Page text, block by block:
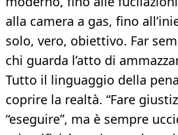
alla camera a gas, fino
solo, vero, obiettivo. Far
chi guarda l’atto di
Tutto il linguaggio della
coprire la realtà. “Fare
“eseguire”, ma è sempre